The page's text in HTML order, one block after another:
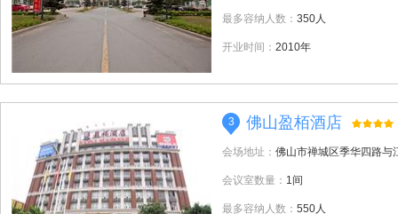
最多容纳人数： 350人
开业时间： 2010年
3 佛山盈栢酒店
会场地址： 佛山市禅城区季华四路与
会议室数量： 1间
最多容纳人数： 550人